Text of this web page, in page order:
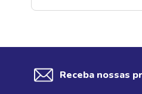
Receba nossas